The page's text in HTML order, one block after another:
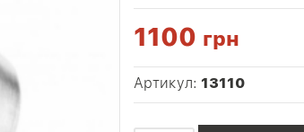
1100 грн
Артикул: 13110